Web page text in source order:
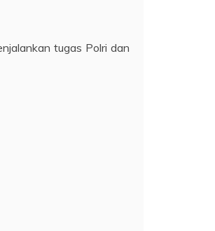
tugas Polri dan